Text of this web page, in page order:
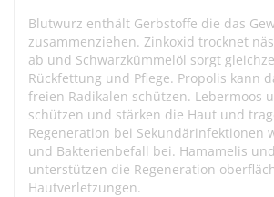
Blutwurz enthält Gerbstoffe die das
zusammenziehen. Zinkoxid trocknet
ab und Schwarzkümmelöl sorgt
Rückfettung und Pflege. Propolis kann
freien Radikalen schützen. Lebermoos
schützen und stärken die Haut und
Regeneration bei Sekundärinfektionen
und Bakterienbefall bei. Hamamelis
unterstützen die Regeneration
Hautverletzungen.